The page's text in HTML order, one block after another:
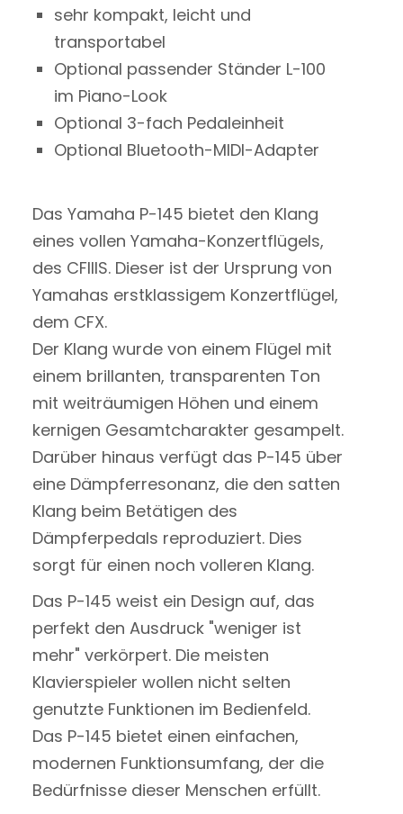
sehr kompakt, leicht und
transportabel
Optional passender Ständer L-100
im Piano-Look
Optional 3-fach Pedaleinheit
Optional Bluetooth-MIDI-Adapter
Das Yamaha P-145 bietet den Klang
eines vollen Yamaha-Konzertflügels,
des CFIIIS. Dieser ist der Ursprung von
Yamahas erstklassigem Konzertflügel,
dem CFX.
Der Klang wurde von einem Flügel mit
einem brillanten, transparenten Ton
mit weiträumigen Höhen und einem
kernigen Gesamtcharakter gesampelt.
Darüber hinaus verfügt das P-145 über
eine Dämpferresonanz, die den satten
Klang beim Betätigen des
Dämpferpedals reproduziert. Dies
sorgt für einen noch volleren Klang.
Das P-145 weist ein Design auf, das
perfekt den Ausdruck "weniger ist
mehr" verkörpert. Die meisten
Klavierspieler wollen nicht selten
genutzte Funktionen im Bedienfeld.
Das P-145 bietet einen einfachen,
modernen Funktionsumfang, der die
Bedürfnisse dieser Menschen erfüllt.